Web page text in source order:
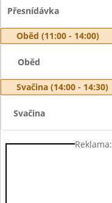
Přesnídávka
Oběd (11:00 - 14:00)
Oběd
Svačina (14:00 - 14:30)
Svačina
Reklama: